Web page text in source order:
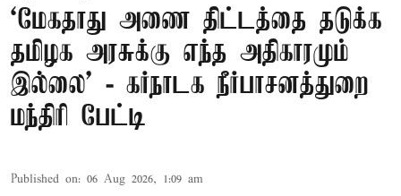
‘மேகதாது அணை திட்டத்தை தடுக்க
தமிழக அரசுக்கு எந்த அதிகாரமும்
இல்லை’ - கர்நாடக நீர்பாசனத்துறை
மந்திரி பேட்டி
Published on: 06 Aug 2026, 1:09 am